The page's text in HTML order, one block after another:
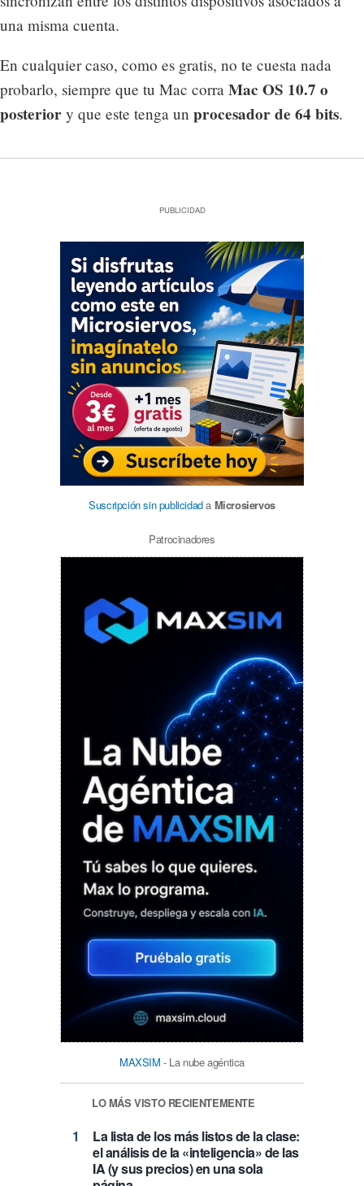
una misma cuenta.
En cualquier caso, como es gratis, no te cuesta nada
probarlo, siempre que tu Mac corra Mac OS 10.7 o
posterior y que este tenga un procesador de 64 bits.
PUBLICIDAD
Suscripción sin publicidada Microsiervos
Patrocinadores
MAXSIM - La nube agéntica
LO MÁS VISTO RECIENTEMENTE
La lista de los más listos de la clase:
el análisis de la «inteligencia» de las
IA (y sus precios) en una sola